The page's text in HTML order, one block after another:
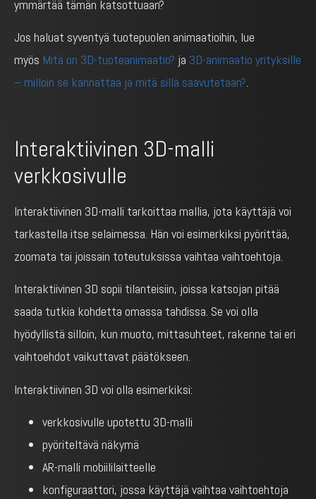
ymmärtää tämän katsottuaan?
Jos haluat syventyä tuotepuolen animaatioihin, lue
myös Mitä on 3D-tuoteanimaatio? ja 3D-animaatio yrityksille
– milloin se kannattaa ja mitä sillä saavutetaan?.
Interaktiivinen 3D-malli
verkkosivulle
Interaktiivinen 3D-malli tarkoittaa mallia, jota käyttäjä voi
tarkastella itse selaimessa. Hän voi esimerkiksi pyörittää,
zoomata tai joissain toteutuksissa vaihtaa vaihtoehtoja.
Interaktiivinen 3D sopii tilanteisiin, joissa katsojan pitää
saada tutkia kohdetta omassa tahdissa. Se voi olla
hyödyllistä silloin, kun muoto, mittasuhteet, rakenne tai eri
vaihtoehdot vaikuttavat päätökseen.
Interaktiivinen 3D voi olla esimerkiksi:
verkkosivulle upotettu 3D-malli
pyöriteltävä näkymä
AR-malli mobiililaitteelle
konfiguraattori, jossa käyttäjä vaihtaa vaihtoehtoja